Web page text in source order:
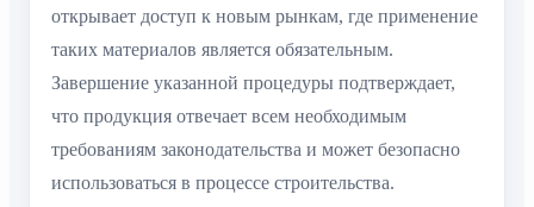
открывает доступ к новым рынкам, где применение
таких материалов является обязательным.
Завершение указанной процедуры подтверждает,
что продукция отвечает всем необходимым
требованиям законодательства и может безопасно
использоваться в процессе строительства.